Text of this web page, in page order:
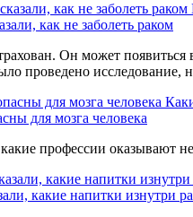
как не заболеть раком
Он может
проведено исследование,
для мозга человека
профессии оказывают
какие напитки изнутри